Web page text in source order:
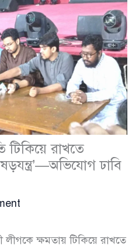
টিকিয়ে রাখতে
ষড়যন্ত্র’—অভিযোগ ঢাবি
লীগকে ক্ষমতায় টিকিয়ে রাখতে